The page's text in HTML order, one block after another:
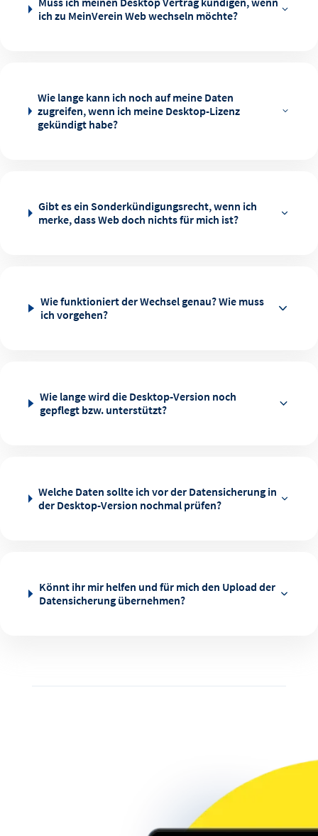
ich zu MeinVerein Web wechseln möchte?
Wie lange kann ich noch auf meine Daten
zugreifen, wenn ich meine Desktop-Lizenz
gekündigt habe?
Gibt es ein Sonderkündigungsrecht, wenn ich
merke, dass Web doch nichts für mich ist?
Wie funktioniert der Wechsel genau? Wie muss
ich vorgehen?
Wie lange wird die Desktop‑Version noch
gepflegt bzw. unterstützt?
Welche Daten sollte ich vor der Datensicherung in
der Desktop-Version nochmal prüfen?
Könnt ihr mir helfen und für mich den Upload der
Datensicherung übernehmen?